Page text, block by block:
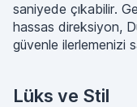
saniyede çıkabilir.
hassas direksiyon,
güvenle ilerlemenizi
Lüks ve Stil